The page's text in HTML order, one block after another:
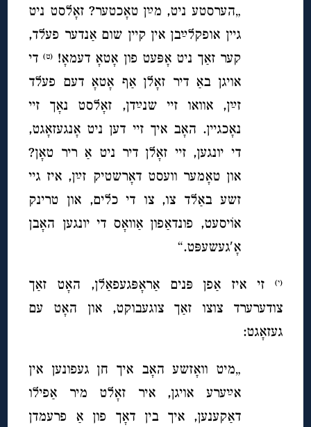
„הערסטע ניט, מײַן טאָכטער? זאָלסט ניט
גיין אופקלײַבן אין קיין שום אַנדער פעלד,
קער זאַך ניט אָפּעט פון אָטאָ דעמאָ! (ט)די
אויגן באַ דיר זאָלן אַף אָטאָ דעם פעלד
זײַן, אוואו זיי שנײַדן, זאָלסט נאָך זיי
נאָכגיין. האָב איך זיי דען ניט אָנגעזאָגט,
די יונגען, זיי זאָלן דיר ניט אַ ריר טאָן?
און טאָמער וועסט דאָרשטיק זײַן, איז גיי
זשע באַלד צו, צו די כלים, און טרינק
אוֹיסעט, פונדאַפון אַוואָס די יונגען האָבן
אָ′געשעפּט.“
(י)
זי איז אַפן פּנים אַראָפּגעפאַלן, האָט זאַך
צודערערד צוצו זאַך צוגעבוקט, און האָט עם
געזאָגט:
„מיט וואָזשע האָב איך חן געפונען אין
אײַערע אויגן, איר זאָלט מיר אַפילו
דאַקענען, איך בין דאָך פון אַ פרעמדן